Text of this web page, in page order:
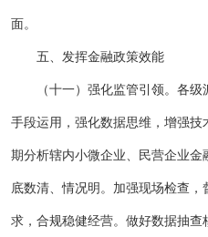
面。
五、发挥金融政策效能
（十一）强化监管引领。各级
手段运用，强化数据思维，增强
期分析辖内小微企业、民营企业金
底数清、情况明。加强现场检查
求，合规稳健经营。做好数据抽